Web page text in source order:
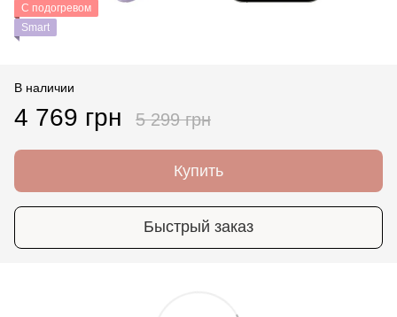
С подогревом
Smart
В наличии
4 769 грн 5 299 грн
Купить
Быстрый заказ